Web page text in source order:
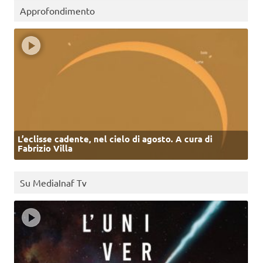
Approfondimento
L’eclisse cadente, nel cielo di agosto. A cura di
Fabrizio Villa
Su MediaInaf Tv